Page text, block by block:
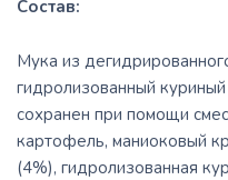
Состав:
Мука из
гидролизованный
сохранен при помощи
картофель, маниоковый
(4%), гидролизованная